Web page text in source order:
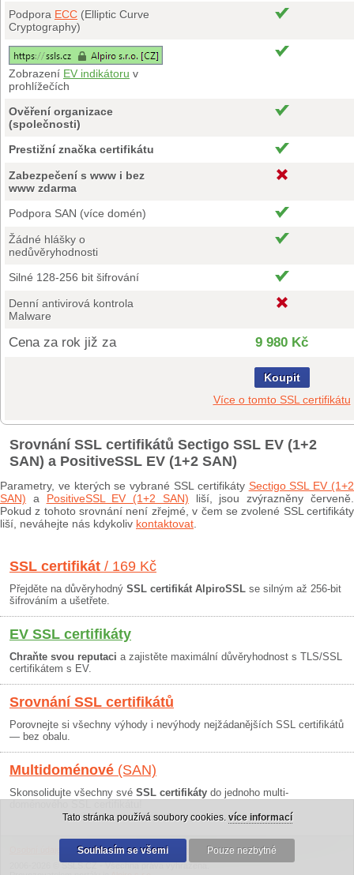
Podpora ECC (Elliptic Curve
Cryptography)
Zobrazení EV indikátoru v
prohlížečích
Ověření organizace
(společnosti)
Prestižní značka certifikátu
Zabezpečení s www i bez
www zdarma
Podpora SAN (více domén)
Žádné hlášky o
nedůvěryhodnosti
Silné 128-256 bit šifrování
Denní antivirová kontrola
Malware
Cena za rok již za 9 980 Kč
Koupit
Více o tomto SSL certifikátu
Srovnání SSL certifikátů Sectigo SSL EV (1+2
SAN) a PositiveSSL EV (1+2 SAN)
Parametry, ve kterých se vybrané SSL certifikáty Sectigo SSL EV (1+2
SAN) a PositiveSSL EV (1+2 SAN) liší, jsou zvýrazněny červeně.
Pokud z tohoto srovnání není zřejmé, v čem se zvolené SSL certifikáty
liší, neváhejte nás kdykoliv kontaktovat
SSL certifikát / 169 Kč
Přejděte na důvěryhodný SSL certifikát AlpiroSSL se silným až 256-bit
šifrováním a ušetřete.
EV SSL certifikáty
Chraňte svou reputaci a zajistěte maximální důvěryhodnost s TLS/SSL
certifikátem s EV.
Srovnání SSL certifikátů
Porovnejte si všechny výhody i nevýhody nejžádanějších SSL certifikátů
— bez obalu.
Multidoménové (SAN)
Skonsolidujte všechny své SSL certifikáty do jednoho multi-
Obchodní podmínky|30 dní záruka
2006-2026 © SSLS.CZ - Všechna práva vyhrazena.
Tato stránka používá soubory cookies. více informací
Souhlasím se všemi Pouze nezbytné